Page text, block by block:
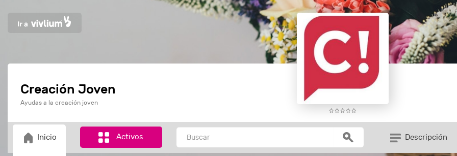
Creación Joven
Ayudas a la creación joven
Inicio Activos Descripción